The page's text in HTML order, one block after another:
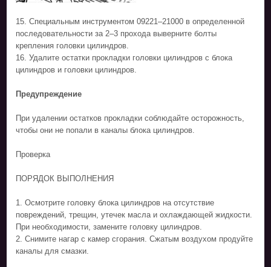
15. Специальным инструментом 09221–21000 в определенной
последовательности за 2–3 прохода выверните болты
крепления головки цилиндров.
16. Удалите остатки прокладки головки цилиндров с блока
цилиндров и головки цилиндров.
Предупреждение
При удалении остатков прокладки соблюдайте осторожность,
чтобы они не попали в каналы блока цилиндров.
Проверка
ПОРЯДОК ВЫПОЛНЕНИЯ
1. Осмотрите головку блока цилиндров на отсутствие
повреждений, трещин, утечек масла и охлаждающей жидкости.
При необходимости, замените головку цилиндров.
2. Снимите нагар с камер сгорания. Сжатым воздухом продуйте
каналы для смазки.